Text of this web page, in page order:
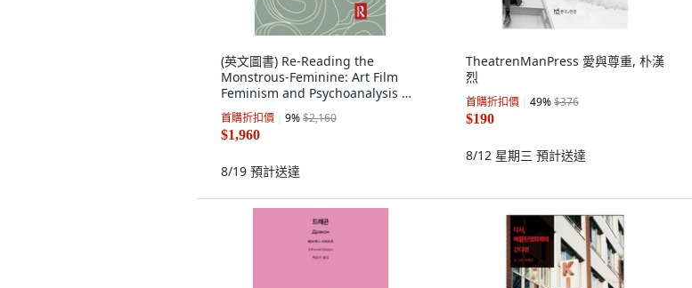
(英文圖書) Re-Reading the
Monstrous-Feminine: Art Film
Feminism and Psychoanalysis 平
裝版, Routledge, 英文
首購折扣價 9%$2,160
$1,960
8/19 預計送達
TheatrenManPress 愛與尊重, 朴漢
烈
首購折扣價 49%$376
$190
8/12 星期三 預計送達